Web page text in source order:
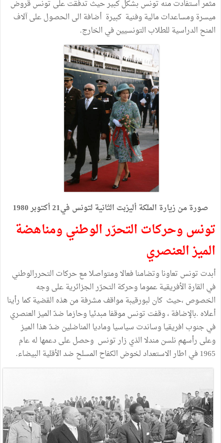
مثمر استفادت منه تونس بشكل كبير حيث تدفقت على تونس قروض
ميسرة ومساعدات مالية وفنية كبيرة أضافة الى الحصول على آلاف
المنح الدراسية للطلاب التونسيين في الخارج.
صورة من زيارة الملكة أليزبت الثانية لتونس في21 أكتوبر 1980
تونس وحركات التحرّر الوطني ومناهضة
الميز العنصري
أبدت تونس تعاونا وتضامنا فعالا ومتواصلا مع حركات التحررالوطني
في القارة الأفريقية عموما وحركة التحرّر الجزائرية على وجه
الخصوص ،حيث كان لبورقيبة مواقف مشرفة من هذه القضية كما رأينا
أعلاه .بالإضافة ، وقفت تونس موقفا مبدئيا وحازما ضدّ الميز العنصري
في جنوب افريقيا وساندت سياسيا وماديا المناضلين ضدّ هذا الميز
وعلى رأسهم نلسن مندلا الذي زار تونس وحصل على دعمها له عام
1965 في اطار الاستعداد لخوض الكفاح المسلح ضد الأقلية البيضاء.